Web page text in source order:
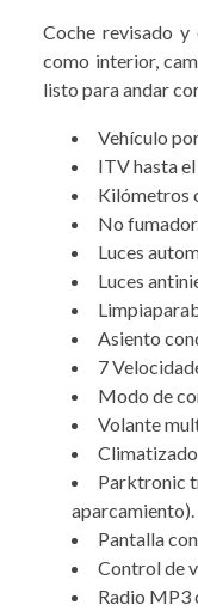
Coche revisado
como interior,
listo para andar
Vehículo
ITV hasta
Kilómetros
No fumador.
Luces
Luces
Asiento
7
Modo de
Volante
Parktronic
aparcamiento).
Pantalla
Control de
Radio MP3